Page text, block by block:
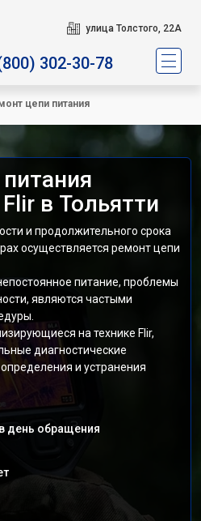
улица Толстого, 22А
302-30-78
цепи питания
в Тольятти
и продолжительного срока
осуществляется ремонт цепи
питание, проблемы
являются частыми
на технике Flir,
диагностические
и устранения
день обращения